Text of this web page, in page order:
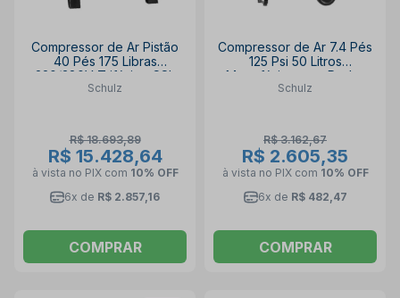
Compressor de Ar Pistão
40 Pés 175 Libras
220/380V Trifásico CSL
40BR/250 BRAVO SCHULZ
Schulz
R$ 18.693,89
R$ 15.428,64
à vista no PIX com 10% OFF
6x de R$ 2.857,16
COMPRAR
Compressor de Ar 7.4 Pés
125 Psi 50 Litros
Monofásico com Rodas
CSI7.4/50 SCHULZ
Schulz
R$ 3.162,67
R$ 2.605,35
à vista no PIX com 10% OFF
6x de R$ 482,47
COMPRAR